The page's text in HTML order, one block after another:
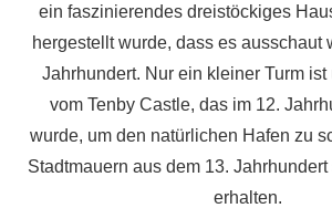
ein faszinierendes dreistöckiges
hergestellt wurde, dass es ausschaut
Jahrhundert. Nur ein kleiner Turm
vom Tenby Castle, das im 12.
wurde, um den natürlichen Hafen zu
Stadtmauern aus dem 13.
erhalten.